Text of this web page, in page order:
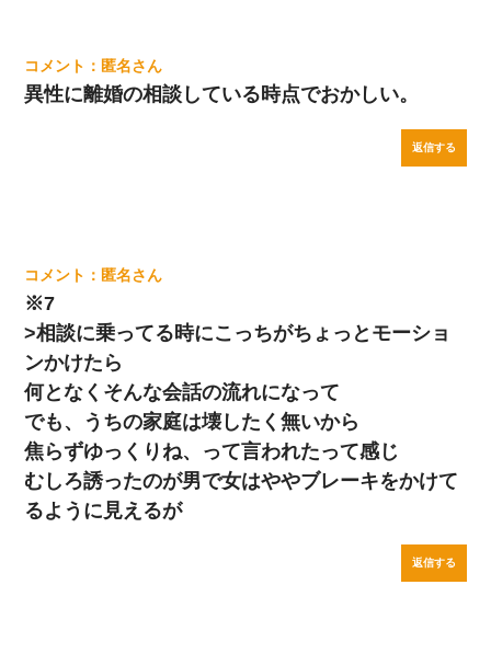
匿名
異性に離婚の相談している時点でおかしい。
返信する
匿名
※7
>相談に乗ってる時にこっちがちょっとモーショ
ンかけたら
何となくそんな会話の流れになって
でも、うちの家庭は壊したく無いから
焦らずゆっくりね、って言われたって感じ
むしろ誘ったのが男で女はややブレーキをかけて
るように見えるが
返信する